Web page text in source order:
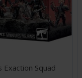
Exaction Squad